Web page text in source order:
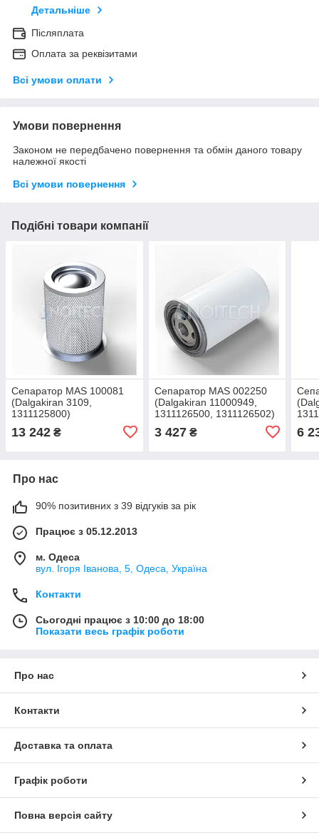
Детальніше
Післяплата
Оплата за реквізитами
Всі умови оплати
Умови повернення
Законом не передбачено повернення та обмін даного товару
належної якості
Всі умови повернення
Подібні товари компанії
Сепаратор MAS 100081
(Dalgakiran 3109,
1311125800)
13 242 ₴
Сепаратор MAS 002250
(Dalgakiran 11000949,
1311126500, 1311126502)
3 427₴ 6
Про нас
90% позитивних з 39 відгуків за рік
Працює з 05.12.2013
м. Одеса
вул. Ігоря Іванова, 5, Одеса, Україна
Контакти
Сьогодні працює з 10:00 до 18:00
Показати весь графік роботи
Про нас
Контакти
Доставка та оплата
Графік роботи
Повна версія сайту